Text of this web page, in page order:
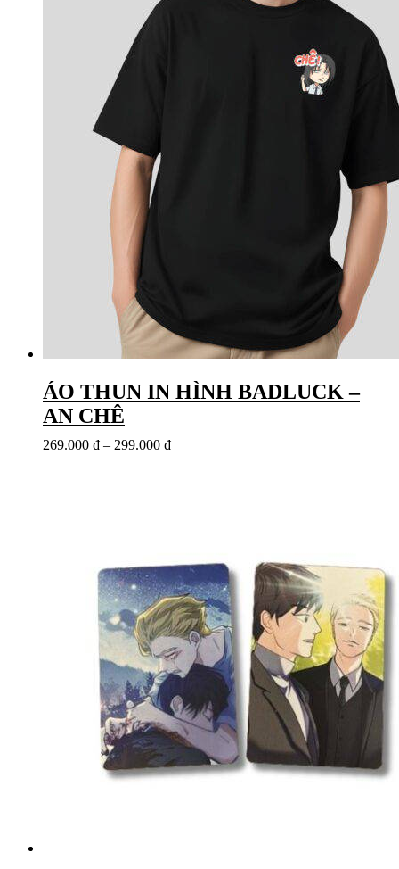
ÁO THUN IN HÌNH BADLUCK –
AN CHÊ
269.000 ₫ – 299.000 ₫